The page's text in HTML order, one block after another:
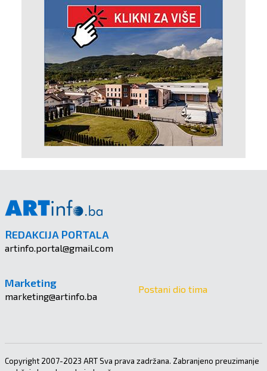
REDAKCIJA PORTALA
artinfo.portal@gmail.com
Marketing
marketing@artinfo.ba
Postani dio tima
Copyright 2007-2023 ART Sva prava zadržana. Zabranjeno preuzimanje